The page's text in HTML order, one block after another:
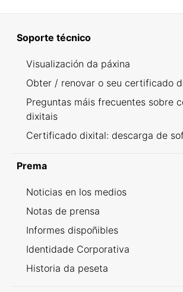
Soporte técnico
Visualización da páxina
Obter / renovar o seu certificado
Preguntas máis frecuentes sobre
dixitais
Certificado dixital: descarga de
Prema
Noticias en los medios
Notas de prensa
Informes dispoñibles
Identidade Corporativa
Historia da peseta